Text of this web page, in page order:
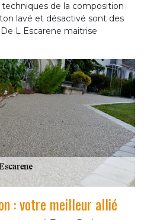
techniques de la composition
lavé et désactivé sont des
L Escarene maitrise
: votre meilleur allié